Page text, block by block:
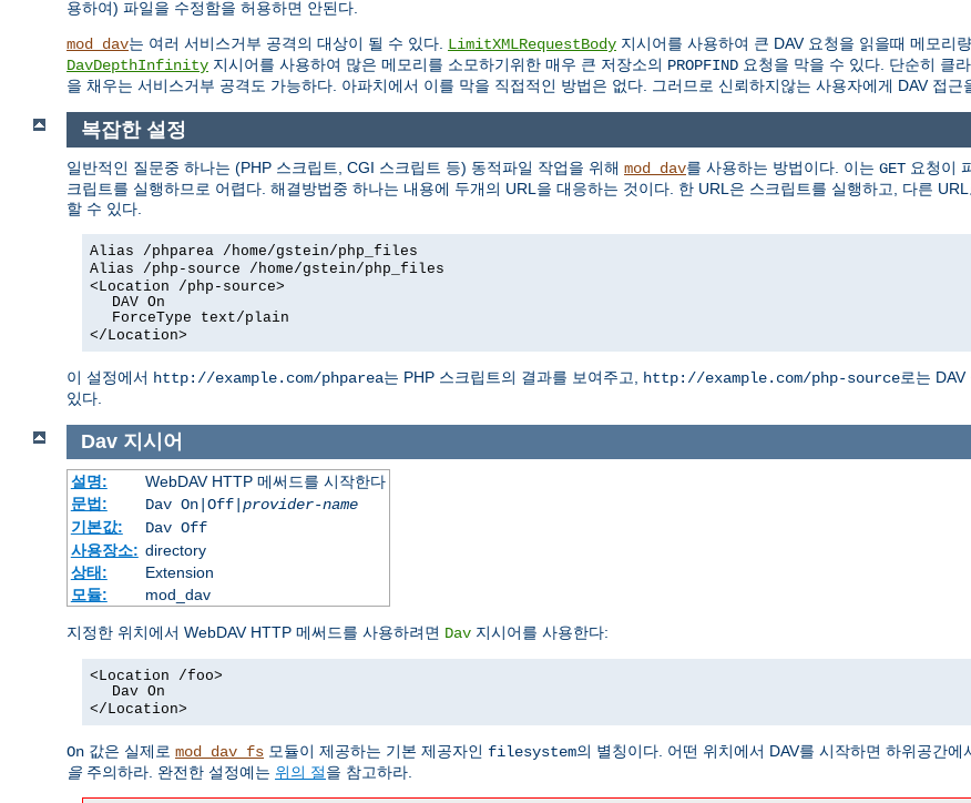
용하여) 파일을 수정함을 허용하면 안된다.
mod_dav는 여러 서비스거부 공격의 대상이 될 수 있다. LimitXMLRequestBody 지시어를 사용하여 큰 DAV 요청을 읽을때 메모리
DavDepthInfinity 지시어를 사용하여 많은 메모리를 소모하기위한 매우 큰 저장소의 PROPFIND 요청을 막을 수 있다. 단순히 클
을 채우는 서비스거부 공격도 가능하다. 아파치에서 이를 막을 직접적인 방법은 없다. 그러므로 신뢰하지않는 사용자에게 DAV 접근
복잡한 설정
일반적인 질문중 하나는 (PHP 스크립트, CGI 스크립트 등) 동적파일 작업을 위해 mod_dav를 사용하는 방법이다. 이는 GET 요청이
크립트를 실행하므로 어렵다. 해결방법중 하나는 내용에 두개의 URL을 대응하는 것이다. 한 URL은 스크립트를 실행하고, 다른
할 수 있다.
Alias /phparea /home/gstein/php_files
Alias /php-source /home/gstein/php_files
<Location /php-source>
DAV On
ForceType text/plain
</Location>
이 설정에서 http://example.com/phparea는 PHP 스크립트의 결과를 보여주고, http://example.com/php-source로는
있다.
Dav 지시어
설명:
WebDAV HTTP 메써드를 시작한다
문법:
Dav On|Off| provider-name
기본값:
Dav Off
사용장소: directory
상태:
Extension
모듈:
mod_dav
지정한 위치에서 WebDAV HTTP 메써드를 사용하려면 Dav 지시어를 사용한다:
<Location /foo>
Dav On
</Location>
On 값은 실제로 mod_dav_fs 모듈이 제공하는 기본 제공자인 filesystem의 별칭이다. 어떤 위치에서 DAV를 시작하면 하위공간에
을 주의하라. 완전한 설정예는 위의 절을 참고하라.